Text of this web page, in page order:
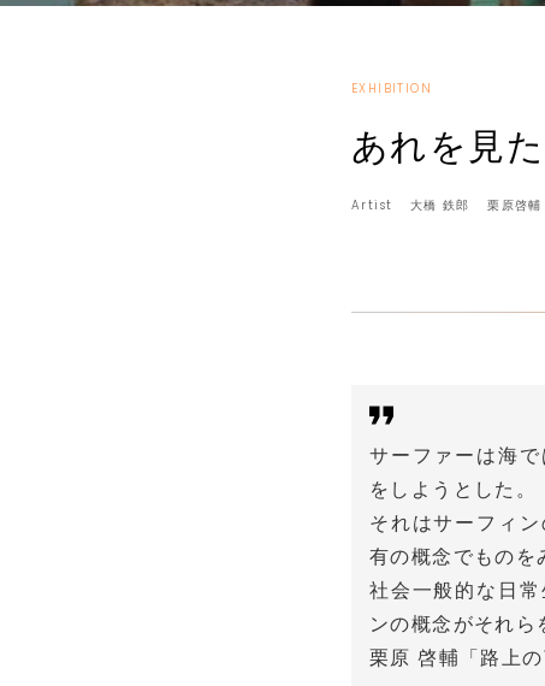
EXHIBITION
あれを見
Artist 大橋 鉄郎 栗原啓輔
サーファーは海
をしようとした。
それはサーフィ
有の概念でものを
社会一般的な日
ンの概念がそれら
栗原 啓輔「路上